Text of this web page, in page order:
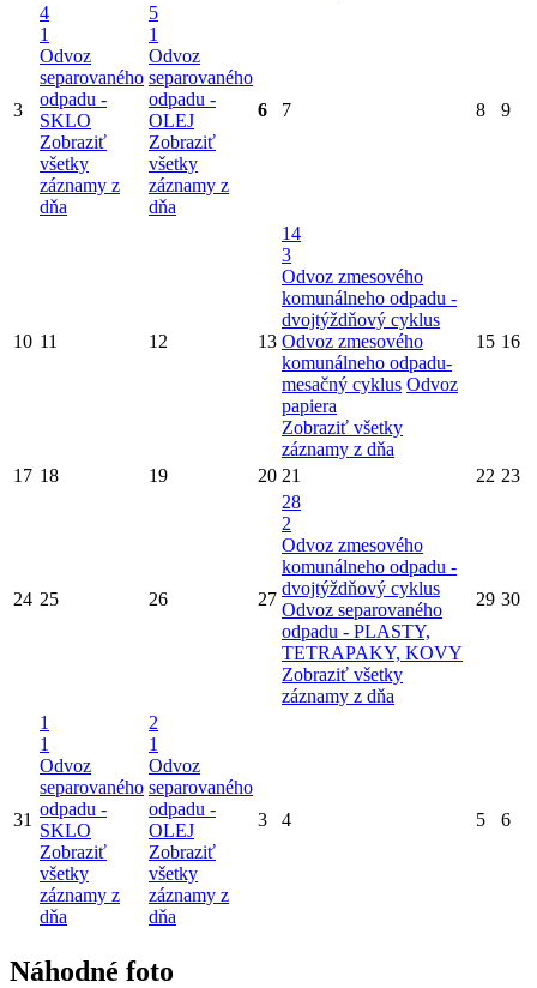
3
4
1
Odvoz
separovaného
odpadu -
SKLO
Zobraziť
všetky
záznamy z
dňa
5
1
Odvoz
separovaného
odpadu -
OLEJ
Zobraziť
všetky
záznamy z
dňa
6 7 8 9
10 11 12 13
14
3
Odvoz zmesového
komunálneho odpadu -
dvojtýždňový cyklus
Odvoz zmesového
komunálneho odpadu-
mesačný cyklus Odvoz
papiera
Zobraziť všetky
záznamy z dňa
15 16
17 18 19 20 21 22 23
24 25 26 27
28
2
Odvoz zmesového
komunálneho odpadu -
dvojtýždňový cyklus
Odvoz separovaného
odpadu - PLASTY,
TETRAPAKY, KOVY
Zobraziť všetky
záznamy z dňa
29 30
31
1
1
Odvoz
separovaného
odpadu -
SKLO
Zobraziť
všetky
záznamy z
dňa
2
1
Odvoz
separovaného
odpadu -
OLEJ
Zobraziť
všetky
záznamy z
dňa
3 4 5 6
Náhodné foto